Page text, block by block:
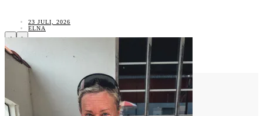
23 JULI, 2026
ELNA
‹ ›
Vad tycker du?